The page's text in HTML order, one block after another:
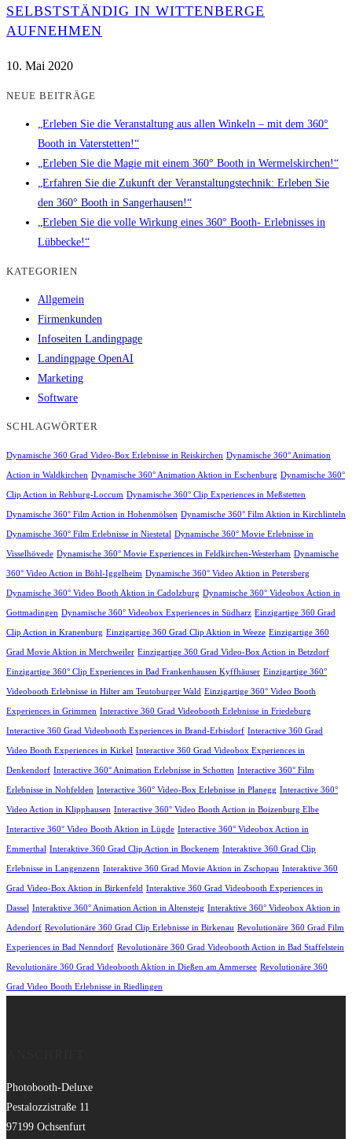
SELBSTSTÄNDIG IN WITTENBERGE
AUFNEHMEN
10. Mai 2020
NEUE BEITRÄGE
„Erleben Sie die Veranstaltung aus allen Winkeln – mit dem 360°
Booth in Vaterstetten!“
„Erleben Sie die Magie mit einem 360° Booth in Wermelskirchen!“
„Erfahren Sie die Zukunft der Veranstaltungstechnik: Erleben Sie
den 360° Booth in Sangerhausen!“
„Erleben Sie die volle Wirkung eines 360° Booth- Erlebnisses in
Lübbecke!“
KATEGORIEN
Allgemein
Firmenkunden
Infoseiten Landingpage
Landingpage OpenAI
Marketing
Software
SCHLAGWÖRTER
Dynamische 360 Grad Video-Box Erlebnisse in Reiskirchen Dynamische 360° Animation
Action in Waldkirchen Dynamische 360° Animation Aktion in Eschenburg Dynamische 360°
Clip Action in Rehburg-Loccum Dynamische 360° Clip Experiences in Meßstetten
Dynamische 360° Film Action in Hohenmölsen Dynamische 360° Film Aktion in Kirchlinteln
Dynamische 360° Film Erlebnisse in Niestetal Dynamische 360° Movie Erlebnisse in
Visselhövede Dynamische 360° Movie Experiences in Feldkirchen-Westerham Dynamische
360° Video Action in Böhl-Iggelheim Dynamische 360° Video Aktion in Petersberg
Dynamische 360° Video Booth Aktion in Cadolzburg Dynamische 360° Videobox Action in
Gottmadingen Dynamische 360° Videobox Experiences in Südharz Einzigartige 360 Grad
Clip Action in Kranenburg Einzigartige 360 Grad Clip Aktion in Weeze Einzigartige 360
Grad Movie Aktion in Merchweiler Einzigartige 360 Grad Video-Box Action in Betzdorf
Einzigartige 360° Clip Experiences in Bad Frankenhausen Kyffhäuser Einzigartige 360°
Videobooth Erlebnisse in Hilter am Teutoburger Wald Einzigartige 360° Video Booth
Experiences in Grimmen Interactive 360 Grad Videobooth Erlebnisse in Friedeburg
Interactive 360 Grad Videobooth Experiences in Brand-Erbisdorf Interactive 360 Grad
Video Booth Experiences in Kirkel Interactive 360 Grad Videobox Experiences in
Denkendorf Interactive 360° Animation Erlebnisse in Schotten Interactive 360° Film
Erlebnisse in Nohfelden Interactive 360° Video-Box Erlebnisse in Planegg Interactive 360°
Video Action in Klipphausen Interactive 360° Video Booth Action in Boizenburg Elbe
Interactive 360° Video Booth Aktion in Lügde Interactive 360° Videobox Action in
Emmerthal Interaktive 360 Grad Clip Action in Bockenem Interaktive 360 Grad Clip
Erlebnisse in Langenzenn Interaktive 360 Grad Movie Aktion in Zschopau Interaktive 360
Grad Video-Box Aktion in Birkenfeld Interaktive 360 Grad Videobooth Experiences in
Dassel Interaktive 360° Animation Action in Altensteig Interaktive 360° Videobox Aktion in
Adendorf Revolutionäre 360 Grad Clip Erlebnisse in Birkenau Revolutionäre 360 Grad Film
Experiences in Bad Nenndorf Revolutionäre 360 Grad Videobooth Action in Bad Staffelstein
Revolutionäre 360 Grad Videobooth Aktion in Dießen am Ammersee Revolutionäre 360
Grad Video Booth Erlebnisse in Riedlingen
Photobooth-Deluxe
Pestalozzistraße 11
97199 Ochsenfurt